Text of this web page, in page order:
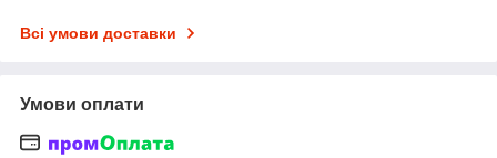
Всі умови доставки
Умови оплати